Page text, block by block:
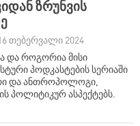
ზრუნვის
თებერვალი 2024
და როგორია მისი
პოდკასტების სერიაში
და ანთროპოლოგი,
პოლიტიკურ ასპექტებს.